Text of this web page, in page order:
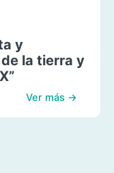
y
la tierra y
Ver más →